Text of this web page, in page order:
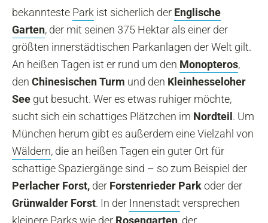
bekannteste Park ist sicherlich der Englische
Garten, der mit seinen 375 Hektar als einer der
größten innerstädtischen Parkanlagen der Welt gilt.
An heißen Tagen ist er rund um den Monopteros,
den Chinesischen Turm und den Kleinhesseloher
See gut besucht. Wer es etwas ruhiger möchte,
sucht sich ein schattiges Plätzchen im Nordteil . Um
München herum gibt es außerdem eine Vielzahl von
Wäldern, die an heißen Tagen ein guter Ort für
schattige Spaziergänge sind – so zum Beispiel der
Perlacher Forst, der Forstenrieder Parkoder der
Grünwalder Forst. In der Innenstadt versprechen
kleinere Parks wie der Rosengarten, der